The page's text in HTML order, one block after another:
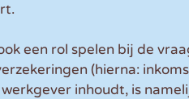
een rol spelen bij de
(hierna:
inhoudt, is